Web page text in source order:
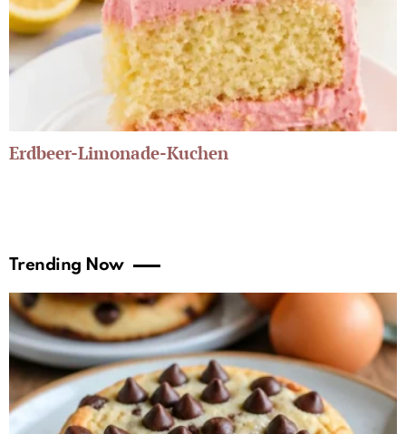
Erdbeer-Limonade-Kuchen
Trending Now